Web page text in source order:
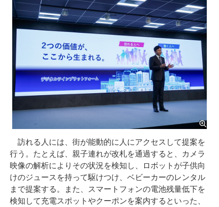
訪れる人には、街が能動的に人にアクセスして提案を
行う。たとえば、親子連れが改札を通過すると、カメラ
映像の解析によりその状況を検知し、ロボットが子供向
けのジュースを持って駆けつけ、ベビーカーのレンタル
まで提案する。また、スマートフォンの電池残量低下を
検知して充電スポットやクーポンを案内するといった、